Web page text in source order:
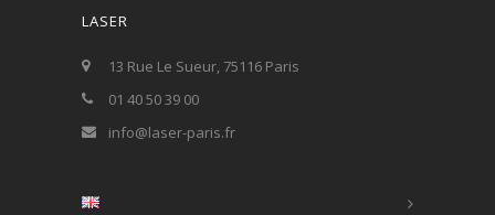
LASER
13 Rue Le Sueur, 75116 Paris
01 40 50 39 00
info@laser-paris.fr